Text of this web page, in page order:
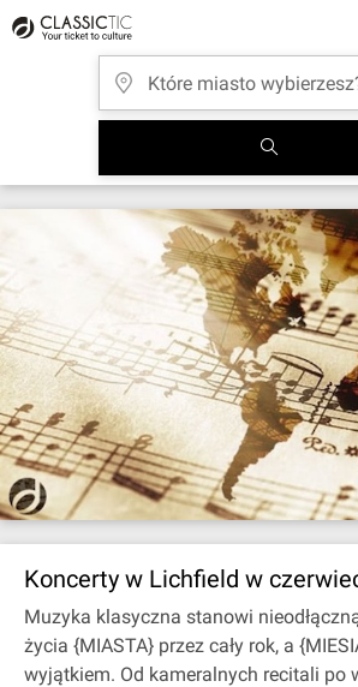
Koncerty w Lichfield w
Muzyka klasyczna stanowi
życia {MIASTA} przez cały rok, a
wyjątkiem. Od kameralnych recitali po